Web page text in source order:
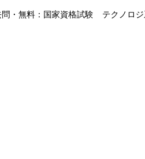
・無料：国家資格試験 テクノロジ